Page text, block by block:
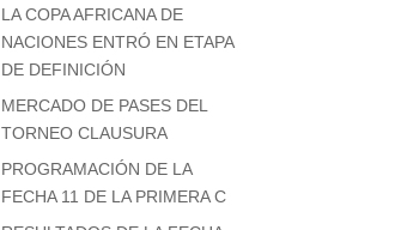
LA COPA AFRICANA DE
NACIONES ENTRÓ EN ETAPA
DE DEFINICIÓN
MERCADO DE PASES DEL
TORNEO CLAUSURA
PROGRAMACIÓN DE LA
FECHA 11 DE LA PRIMERA C